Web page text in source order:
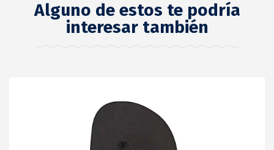
Alguno de estos te podría
interesar también